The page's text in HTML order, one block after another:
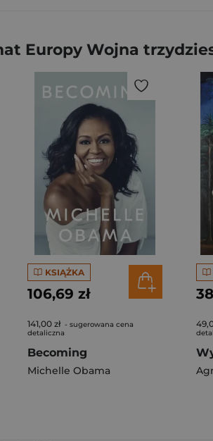
Europy Wojna
KSIĄŻKA
106,69 zł
141,00 zł - sugerowana cena
detaliczna
Becoming
Michelle Obama